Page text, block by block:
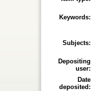
Keywords:
Subjects:
Depositing
user:
Date
deposited: